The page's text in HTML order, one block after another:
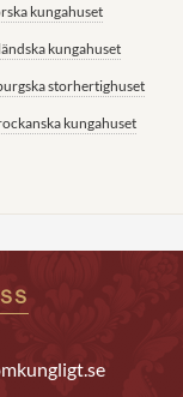
kungahuset
kungahuset
storhertighuset
kungahuset